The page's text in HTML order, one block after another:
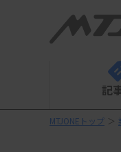
記
MTJONEトップ ＞